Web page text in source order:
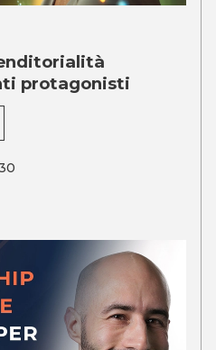
protagonisti